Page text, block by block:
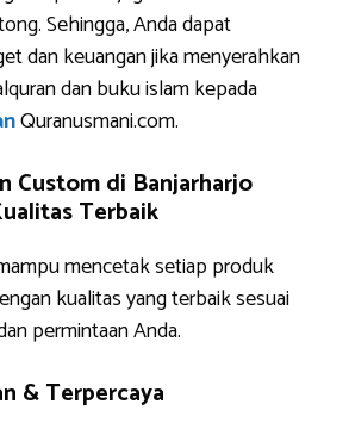
Sehingga, Anda dapat
dan keuangan jika menyerahkan
dan buku islam kepada
Quranusmani.com.
Custom di Banjarharjo
Terbaik
mencetak setiap produk
kualitas yang terbaik sesuai
permintaan Anda.
& Terpercaya